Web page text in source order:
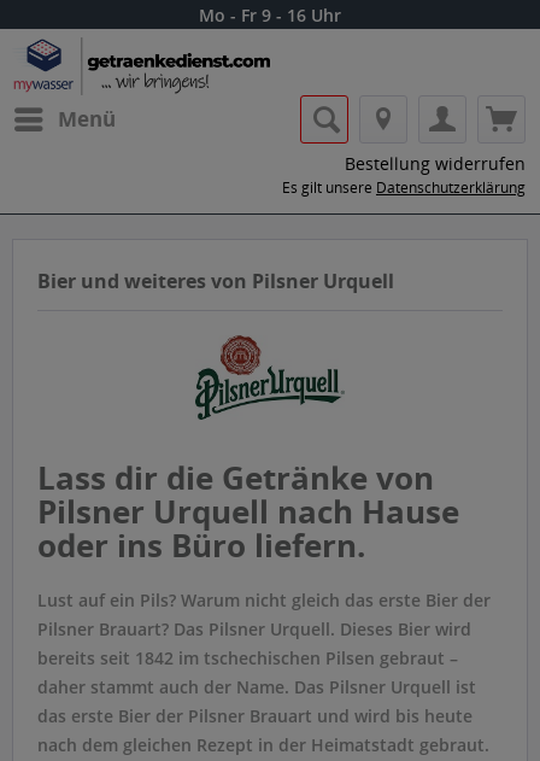
Mo - Fr 9 - 16 Uhr
Menü
Bestellung widerrufen
Es gilt unsere Datenschutzerklärung
Bier und weiteres von Pilsner Urquell
Lass dir die Getränke von
Pilsner Urquell nach Hause
oder ins Büro liefern.
Lust auf ein Pils? Warum nicht gleich das erste Bier der
Pilsner Brauart? Das Pilsner Urquell. Dieses Bier wird
bereits seit 1842 im tschechischen Pilsen gebraut –
daher stammt auch der Name. Das Pilsner Urquell ist
das erste Bier der Pilsner Brauart und wird bis heute
nach dem gleichen Rezept in der Heimatstadt gebraut.